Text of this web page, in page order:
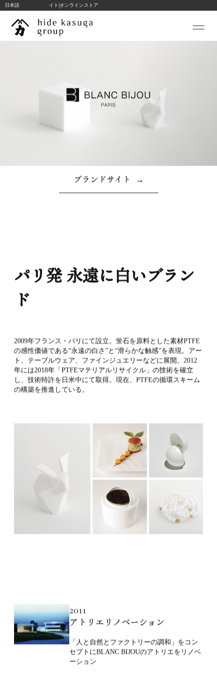
hide k 1896 ブランドサイト オンラインストア
テ
hide kasuga stories
プロジェクト
TRANSWOOD
hide k 1896ブランドサイト →
パリ発 永遠に白いブラン
ド
2009年フランス・パリにて設立。蛍石を原料とした素材PTFE
の感性価値である“永遠の白さ”と“滑らかな触感”を表現。アー
ト、テーブルウェア、ファインジュエリーなどに展開。2012
年には2018年「PTFEマテリアルリサイクル」の技術を確立
し、技術特許を日米中にて取得。現在、PTFEの循環スキーム
の構築を推進している。
2011
アトリエリノベーション
「人と自然とファクトリーの調和」をコン
セプトにBLANC BIJOUのアトリエをリノベ
ーション
日本語